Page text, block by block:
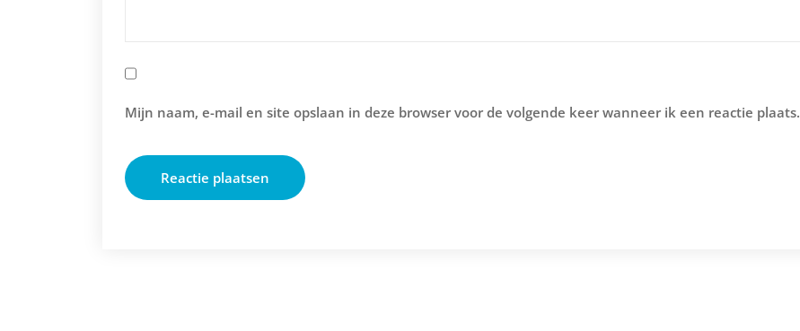
Mijn naam, e-mail en site opslaan in deze browser voor de volgende keer wanneer ik een reactie plaats.